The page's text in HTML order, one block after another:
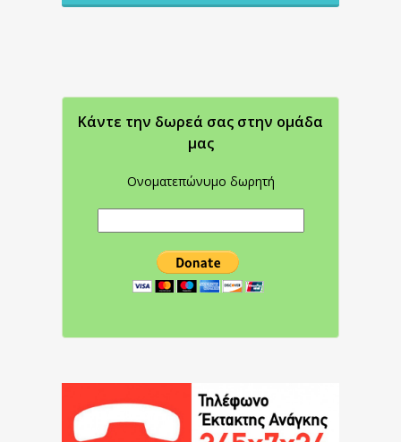
Κάντε την δωρεά σας στην oμάδα
μας
Ονοματεπώνυμο δωρητή